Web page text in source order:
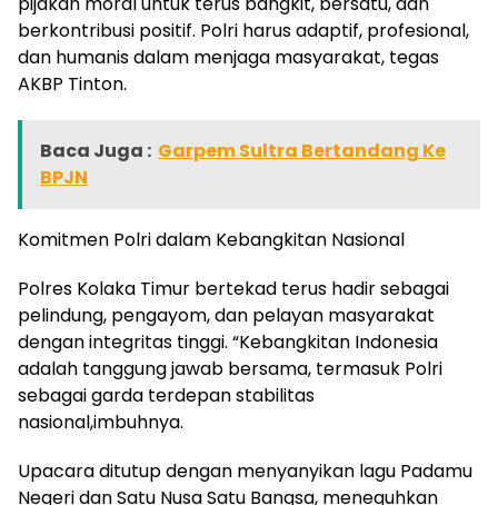
berkontribusi positif. Polri harus adaptif, profesional,
dan humanis dalam menjaga masyarakat, tegas
AKBP Tinton.
Baca Juga : Garpem Sultra Bertandang Ke
BPJN
Komitmen Polri dalam Kebangkitan Nasional
Polres Kolaka Timur bertekad terus hadir sebagai
pelindung, pengayom, dan pelayan masyarakat
dengan integritas tinggi. “Kebangkitan Indonesia
adalah tanggung jawab bersama, termasuk Polri
sebagai garda terdepan stabilitas
nasional,imbuhnya.
Upacara ditutup dengan menyanyikan lagu Padamu
Negeri dan Satu Nusa Satu Bangsa, meneguhkan